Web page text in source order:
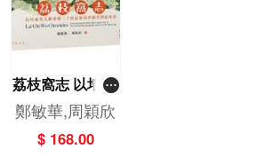
荔枝窩志 以培成
堂文獻重塑二十
世紀初的沙頭角
灣區故事
鄭敏華,周穎欣
$ 168.00